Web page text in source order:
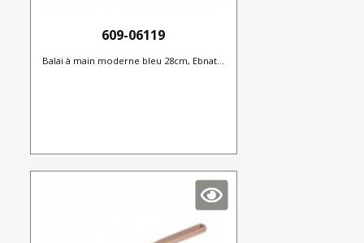
609-06119
Balai à main moderne bleu 28cm, Ebnat...